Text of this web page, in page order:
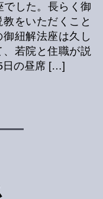
でした。長らく御
をいただくこと
紐解法座は久し
若院と住職が説
日の昼席 […]